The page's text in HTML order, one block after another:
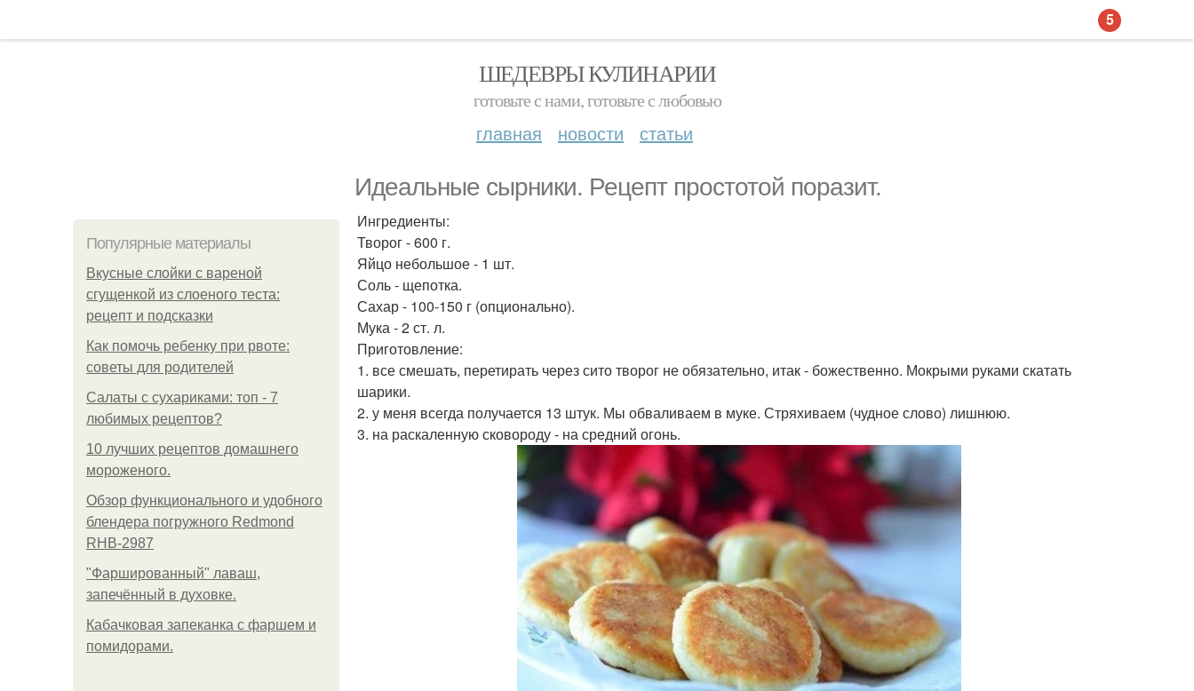
ШЕДЕВРЫ КУЛИНАРИИ
готовьте с нами, готовьте с любовью
главная новости статьи
Идеальные сырники. Рецепт простотой поразит.
Популярные материалы
Вкусные слойки с вареной
сгущенкой из слоеного теста:
рецепт и подсказки
Как помочь ребенку при рвоте:
советы для родителей
Салаты с сухариками: топ - 7
любимых рецептов?
10 лучших рецептов домашнего
мороженого.
Обзор функционального и удобного
блендера погружного Redmond
RHB-2987
"Фаршированный" лаваш,
запечённый в духовке.
Кабачковая запеканка с фаршем и
помидорами.
Ингредиенты:
Творог - 600 г.
Яйцо небольшое - 1 шт.
Соль - щепотка.
Сахар - 100-150 г (опционально).
Мука - 2 ст. л.
Приготовление:
1. все смешать, перетирать через сито творог не обязательно, итак - божественно. Мокрыми руками скатать
шарики.
2. у меня всегда получается 13 штук. Мы обваливаем в муке. Стряхиваем (чудное слово) лишнюю.
3. на раскаленную сковороду - на средний огонь.
5